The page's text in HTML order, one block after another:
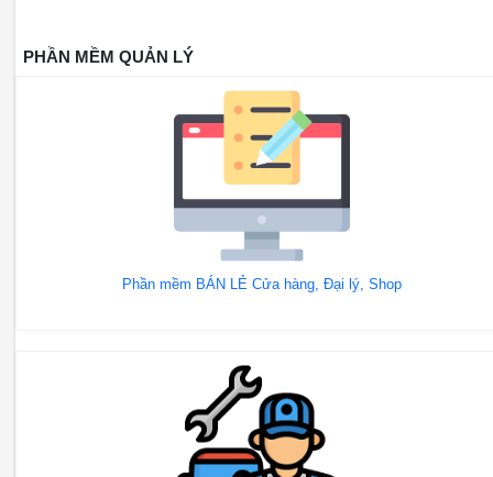
PHẦN MỀM QUẢN LÝ
Phần mềm BÁN LẺ Cửa hàng, Đại lý, Shop